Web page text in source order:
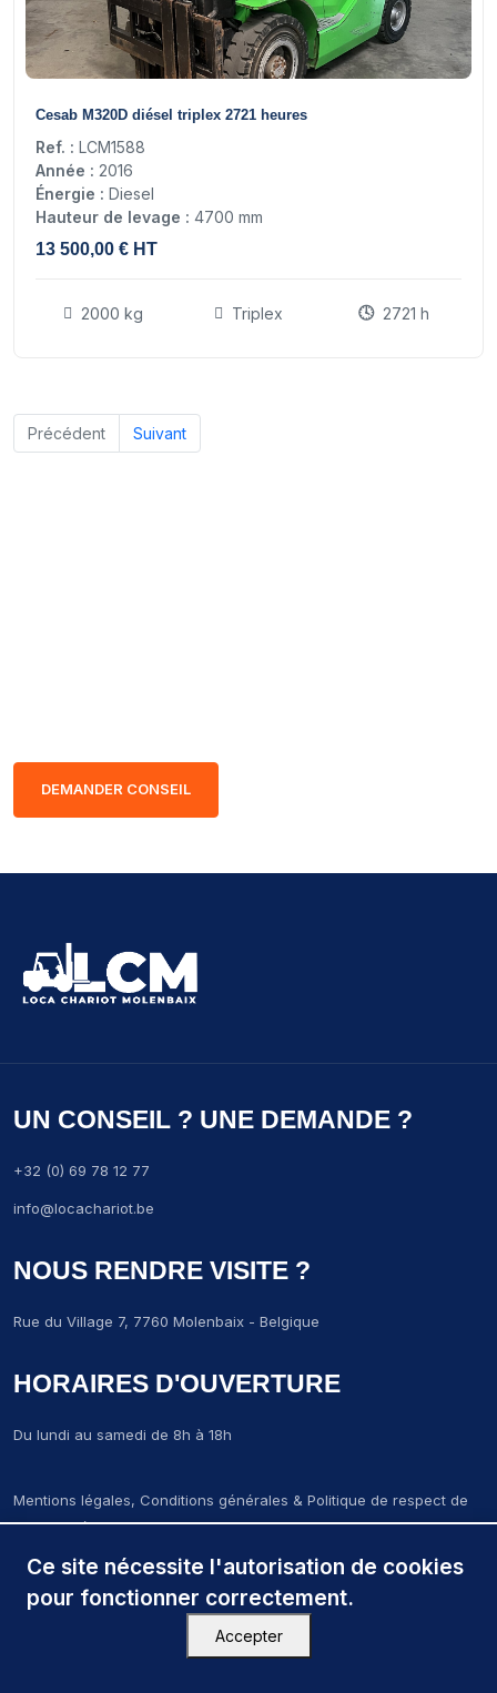
Cesab M320D diésel triplex 2721 heures
Ref. : LCM1588
Année : 2016
Énergie : Diesel
Hauteur de levage : 4700 mm
13 500,00 € HT
2000 kg Triplex 2721 h
Précédent Suivant
DEMANDER CONSEIL
UN CONSEIL ? UNE DEMANDE ?
+32 (0) 69 78 12 77
info@locachariot.be
NOUS RENDRE VISITE ?
Rue du Village 7, 7760 Molenbaix - Belgique
HORAIRES D'OUVERTURE
Du lundi au samedi de 8h à 18h
Création par Wapix
Mentions légales, Conditions générales & Politique de respect de
la vie privée
Ce site nécessite l'autorisation de cookies
pour fonctionner correctement.
Accepter